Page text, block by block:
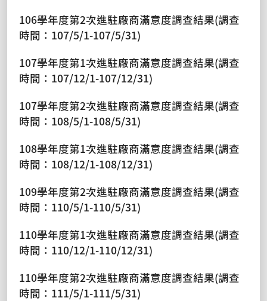
106學年度第2次進駐廠商滿意度調查結果(調查
時間：107/5/1-107/5/31)
107學年度第1次進駐廠商滿意度調查結果(調查
時間：107/12/1-107/12/31)
107學年度第2次進駐廠商滿意度調查結果(調查
時間：108/5/1-108/5/31)
108學年度第1次進駐廠商滿意度調查結果(調查
時間：108/12/1-108/12/31)
109學年度第2次進駐廠商滿意度調查結果(調查
時間：110/5/1-110/5/31)
110學年度第1次進駐廠商滿意度調查結果(調查
時間：110/12/1-110/12/31)
110學年度第2次進駐廠商滿意度調查結果(調查
時間：111/5/1-111/5/31)